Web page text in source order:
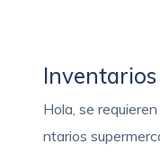
Inventarios
Hola, se
ntarios